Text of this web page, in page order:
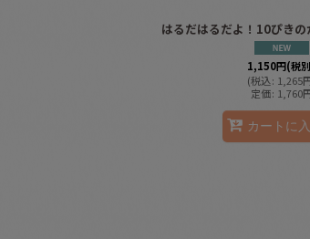
はるだはるだよ！10ぴき
1,150円(税
(税込: 1,265
定価: 1,760
カートに